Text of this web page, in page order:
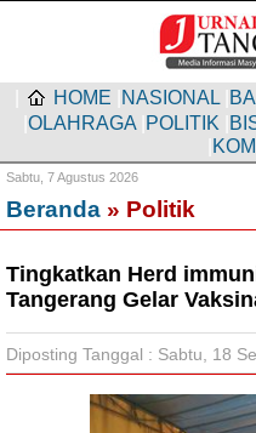
HOME NASIONAL
OLAHRAGA POLITIK
Sabtu, 7 Agustus 2026
Beranda » Politik
Tingkatkan Herd
Tangerang Gelar
Diposting Tanggal : Sabtu, 18